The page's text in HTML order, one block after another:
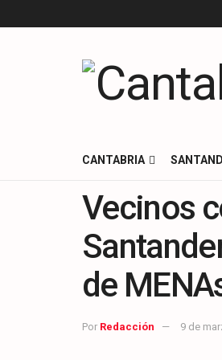
CANTABRIA
Vecinos
de
Por Redacción 9 de